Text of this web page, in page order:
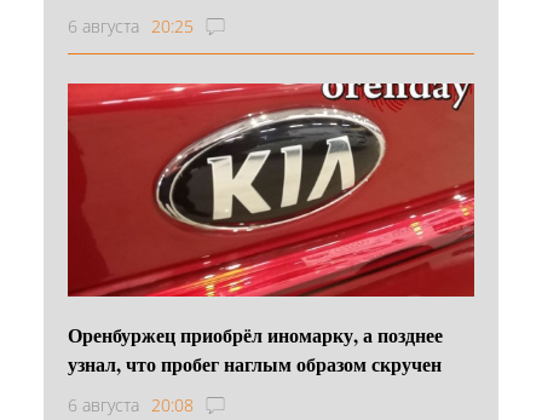
6 августа 20:25
Оренбуржец приобрёл иномарку, а позднее
узнал, что пробег наглым образом скручен
6 августа 20:08